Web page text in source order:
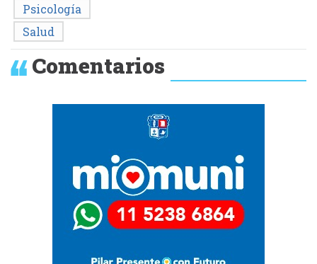
Psicología
Salud
Comentarios